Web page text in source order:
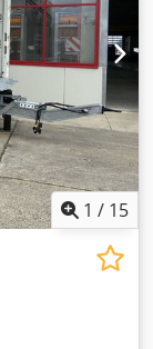
1 / 15